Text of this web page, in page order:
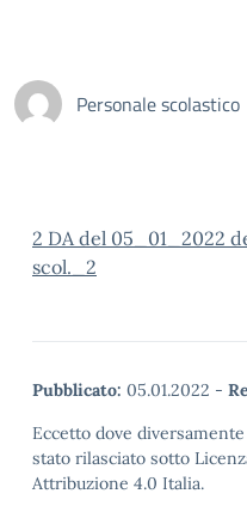
Personale scolastico
2 DA del 05_01_2022
scol._2
Pubblicato: 05.01.2022 -
Eccetto dove
stato rilasciato sotto
Attribuzione 4.0 Italia.